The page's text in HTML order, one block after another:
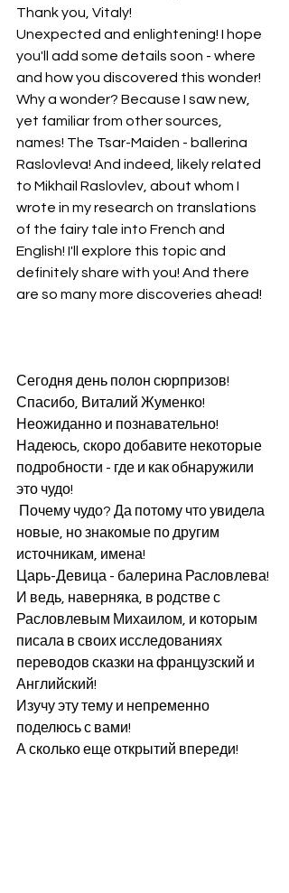
Thank you, Vitaly!
Unexpected and enlightening! I hope
you'll add some details soon - where
and how you discovered this wonder!
Why a wonder? Because I saw new,
yet familiar from other sources,
names! The Tsar-Maiden - ballerina
Raslovleva! And indeed, likely related
to Mikhail Raslovlev, about whom I
wrote in my research on translations
of the fairy tale into French and
English! I'll explore this topic and
definitely share with you! And there
are so many more discoveries ahead!
Сегодня день полон сюрпризов!
Спасибо, Виталий Жуменко!
Неожиданно и познавательно!
Надеюсь, скоро добавите некоторые
подробности - где и как обнаружили
это чудо!
новые, но знакомые по другим
источникам, имена!
Царь-Девица - балерина Расловлева!
И ведь, наверняка, в родстве с
Расловлевым Михаилом, и которым
писала в своих исследованиях
переводов сказки на французский и
Английский!
Изучу эту тему и непременно
поделюсь с вами!
А сколько еще открытий впереди!